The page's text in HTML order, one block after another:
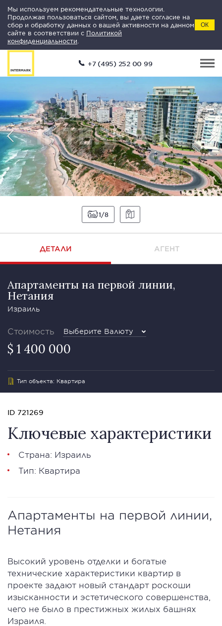
Мы используем рекомендательные технологии.
Продолжая пользоваться сайтом, вы даете согласие на
сбор и обработку данных о вашей активности на данном
сайте в соответствии с Политикой
конфиденциальности
ОК
+7 (495) 252 00 99
1 8
ДЕТАЛИ АГЕНТ
Апартаменты на первой линии,
Нетания
Израиль
Стоимость Выберите Валюту
$ 1 400 000
Тип объекта: Квартира
ID 721269
Ключевые характеристики
Страна: Израиль
Тип: Квартира
Апартаменты на первой линии,
Нетания
Высокий уровень отделки и богатые
технические характеристики квартир в
проекте задают новый стандарт роскоши
изысканности и эстетического совершенства,
чего не было в престижных жилых башнях
Израиля.